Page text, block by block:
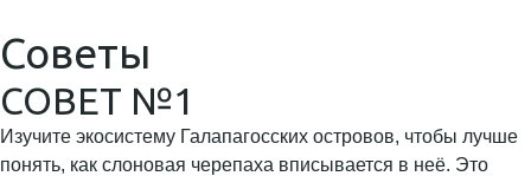
Советы
СОВЕТ №1
Изучите экосистему Галапагосских островов, чтобы лучше
понять, как слоновая черепаха вписывается в неё. Это